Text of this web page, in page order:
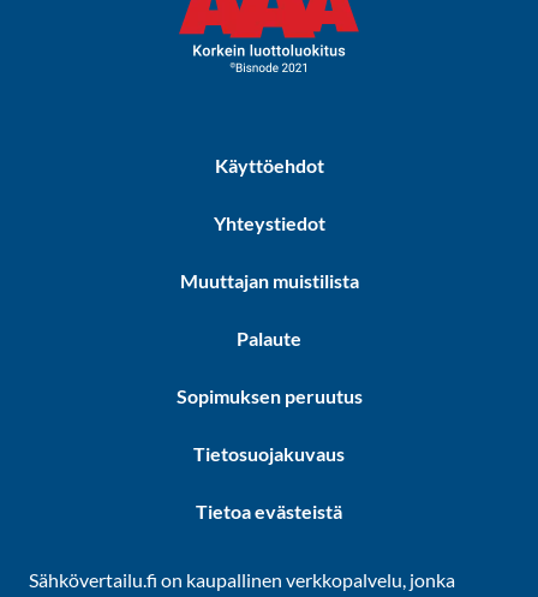
Käyttöehdot
Yhteystiedot
Muuttajan muistilista
Palaute
Sopimuksen peruutus
Tietosuojakuvaus
Tietoa evästeistä
Sähkövertailu.fi on kaupallinen verkkopalvelu, jonka